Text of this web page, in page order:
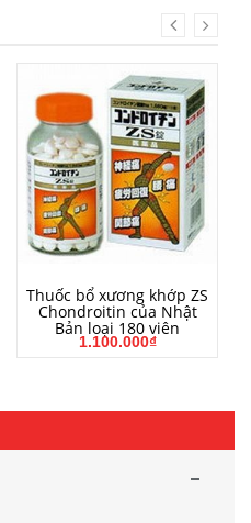
MUA HÀNG
Thuốc bổ xương khớp ZS
Chondroitin của Nhật
Bản loại 180 viên
1.100.000₫